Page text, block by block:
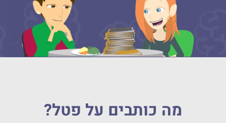
חנין בשארה
מורה לכימיה
תיכון טירה על שם איברהים
קאסם
מה כותבים על פטל?